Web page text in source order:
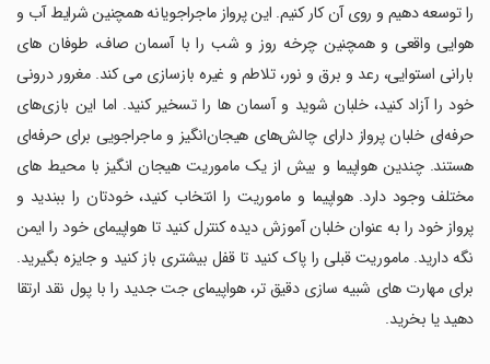
را توسعه دهیم و روی آن کار کنیم. این پرواز ماجراجویانه همچنین شرایط آب و
هوایی واقعی و همچنین چرخه روز و شب را با آسمان صاف، طوفان های
بارانی استوایی، رعد و برق و نور، تلاطم و غیره بازسازی می کند. مغرور درونی
خود را آزاد کنید، خلبان شوید و آسمان ها را تسخیر کنید. اما این بازی‌های
حرفه‌ای خلبان پرواز دارای چالش‌های هیجان‌انگیز و ماجراجویی برای حرفه‌ای
هستند. چندین هواپیما و بیش از یک ماموریت هیجان انگیز با محیط های
مختلف وجود دارد. هواپیما و ماموریت را انتخاب کنید، خودتان را ببندید و
پرواز خود را به عنوان خلبان آموزش دیده کنترل کنید تا هواپیمای خود را ایمن
نگه دارید. ماموریت قبلی را پاک کنید تا قفل بیشتری باز کنید و جایزه بگیرید.
برای مهارت های شبیه سازی دقیق تر، هواپیمای جت جدید را با پول نقد ارتقا
دهید یا بخرید.